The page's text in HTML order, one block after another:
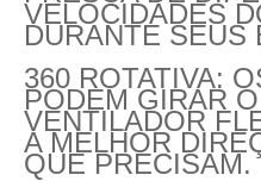
VELOCIDADES
DURANTE SEUS
360 ROTATIVA:
PODEM GIRAR
VENTILADOR
A MELHOR
QUE PRECISAM.